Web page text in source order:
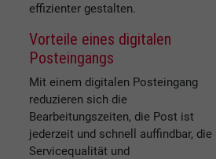
effizienter gestalten.
Vorteile eines digitalen
Posteingangs
Mit einem digitalen Posteingang
reduzieren sich die
Bearbeitungszeiten, die Post ist
jederzeit und schnell auffindbar, die
Servicequalität und